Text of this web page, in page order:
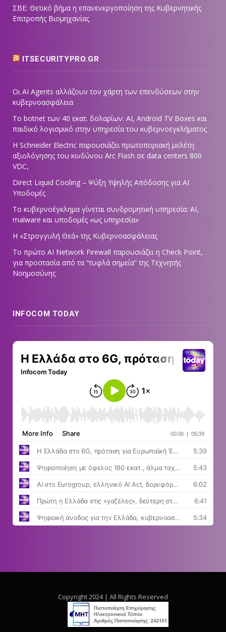
ΣΒΕ: Θετικό βήμα η επανενεργοποίηση της Κυβερνητικής
Επιτροπής Βιομηχανίας
ITSECURITYPRO.GR
Οι AI Agents αλλάζουν τον χάρτη των επενδύσεων στην
κυβερνοασφάλεια
Το botnet των 40 εκατ. δολαρίων: AI, Android TV Boxes και
παιδικό λογισμικό στην υπηρεσία του κυβερνοεγκλήματος
Η Schneider Electric παρουσιάζει πρωτοποριακή μελέτη
αξιολόγησης του κινδύνου Arc Flash σε data centers 800
VDC,
Direct Liquid Cooling – Ψύξη Υψηλής Απόδοσης για AI
Υποδομές
Το κυβερνοέγκλημα γίνεται συνδρομητική υπηρεσία: AI,
malware και υποδομές «ως υπηρεσία»
Η «Στρογγυλή Θεά» της Κυβερνοασφάλειας
Tο πρώτο AI Network Firewall παρουσιάζει η Check Point,
για προστασία από τα “τυφλά σημεία” της Τεχνητής
Νοημοσύνης
INFOCOM TODAY
Copyright 2024 | All Rights Reserved